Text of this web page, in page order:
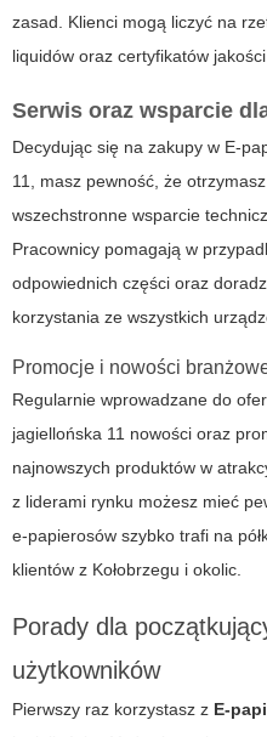
zasad. Klienci mogą liczyć na
liquidów oraz certyfikatów
Serwis oraz wsparcie
Decydując się na zakupy w E-
11, masz pewność, że
wszechstronne wsparcie
Pracownicy pomagają w
odpowiednich części oraz
korzystania ze wszystkich
Promocje i nowości
Regularnie wprowadzane do
jagiellońska 11 nowości oraz
najnowszych produktów w
z liderami rynku możesz mieć
e-papierosów szybko trafi na
klientów z Kołobrzegu i okolic.
Porady dla
użytkowników
Pierwszy raz korzystasz z E-